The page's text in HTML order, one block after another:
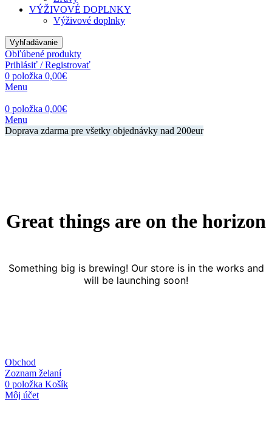
VÝŽIVOVÉ DOPLNKY
Výživové doplnky
Vyhľadávanie
Obľúbené produkty
Prihlásiť / Registrovať
0 položka 0,00€
Menu
0 položka 0,00€
Menu
Doprava zdarma pre všetky objednávky nad 200eur
Great things are on the horizon
Something big is brewing! Our store is in the works and
will be launching soon!
Obchod
Zoznam želaní
0 položka Košík
Môj účet